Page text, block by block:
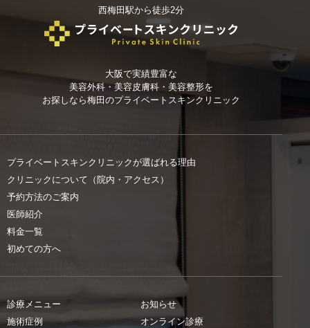
西梅田駅から徒歩2分
大阪で実績豊富な
美容外科・美容皮膚科・美容整形を
お探しなら梅田のプライベートスキンクリニック
プライベートスキンクリニックが選ばれる理由
クリニックについて（院内・アクセス）
予約方法のご案内
医師紹介
料金一覧
初めての方へ
診療メニュー
施術症例
お知らせ
オンライン診療